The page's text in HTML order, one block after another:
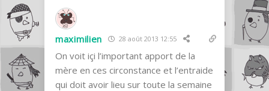
maximilien 28 août 2013 12:55
On voit içi l’important apport de la
mère en ces circonstance et l’entraide
qui doit avoir lieu sur toute la semaine